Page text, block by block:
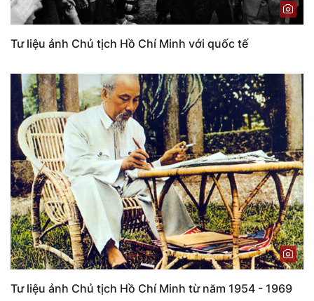
Tư liệu ảnh Chủ tịch Hồ Chí Minh với quốc tế
Tư liệu ảnh Chủ tịch Hồ Chí Minh từ năm 1954 - 1969